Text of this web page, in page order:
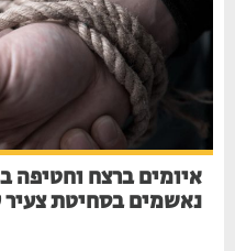
איומים ברצח
נאשמים בסחיטת צעיר